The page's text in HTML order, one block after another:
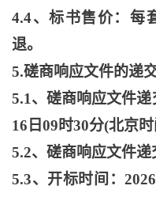
4.4、标书售价：每
退。
5.磋商响应文件的递
5.1、磋商响应文件递
16日09时30分(北京时
5.2、磋商响应文件递
5.3、开标时间：